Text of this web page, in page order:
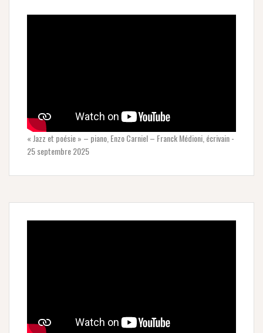
« Jazz et poésie » – piano, Enzo Carniel – Franck Médioni, écrivain -
25 septembre 2025